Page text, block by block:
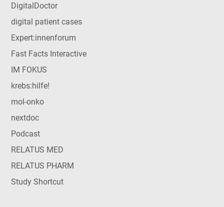
DigitalDoctor
digital patient cases
Expert:innenforum
Fast Facts Interactive
IM FOKUS
krebs:hilfe!
mol-onko
nextdoc
Podcast
RELATUS MED
RELATUS PHARM
Study Shortcut